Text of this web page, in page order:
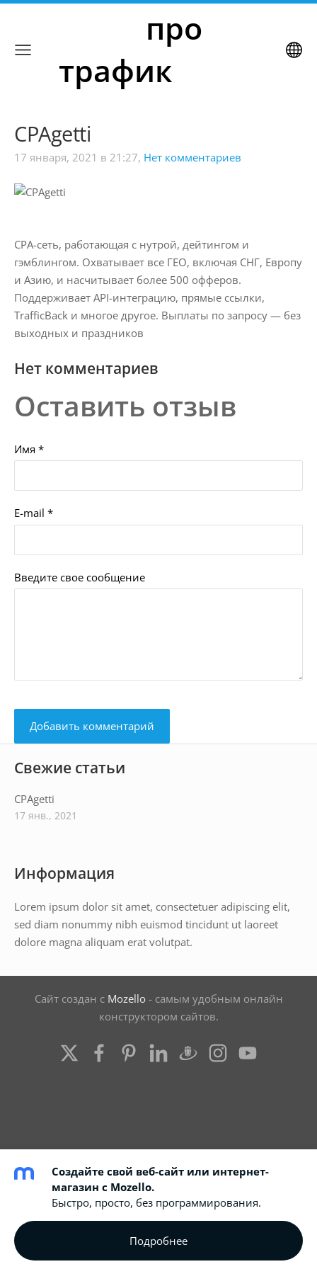
трафик
Свежие статьи
CPAgetti
17 янв., 2021
Информация
Lorem ipsum dolor sit amet, consectetuer adipiscing elit,
sed diam nonummy nibh euismod tincidunt ut laoreet
dolore magna aliquam erat volutpat.
CPAgetti
17 января, 2021 в 21:27, Нет комментариев
CPA-сеть, работающая с нутрой, дейтингом и
гэмблингом. Охватывает все ГЕО, включая СНГ, Европу
и Азию, и насчитывает более 500 офферов.
Поддерживает API-интеграцию, прямые ссылки,
TrafficBack и многое другое. Выплаты по запросу — без
выходных и праздников
Нет комментариев
Оставить отзыв
Имя *
E-mail *
Введите свое сообщение
Сайт создан с Mozello- самым удобным онлайн
конструктором сайтов.
Создайте свой веб-сайт или интернет-
магазин с Mozello.
Быстро, просто, без программирования.
Подробнее
google-site-verification: google5a99f8d41d2da432.html
051392BACC50FBAC0E5B1C937667C5A4